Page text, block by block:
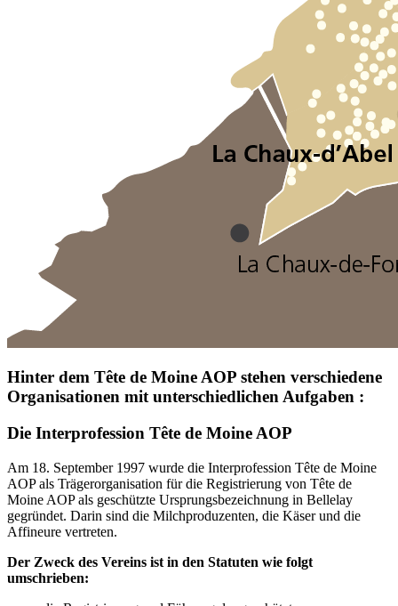
Hinter dem Tête de Moine AOP stehen verschiedene
Organisationen mit unterschiedlichen Aufgaben :
Die Interprofession Tête de Moine AOP
Am 18. September 1997 wurde die Interprofession Tête de Moine
AOP als Trägerorganisation für die Registrierung von Tête de
Moine AOP als geschützte Ursprungsbezeichnung in Bellelay
gegründet. Darin sind die Milchproduzenten, die Käser und die
Affineure vertreten.
Der Zweck des Vereins ist in den Statuten wie folgt
umschrieben: